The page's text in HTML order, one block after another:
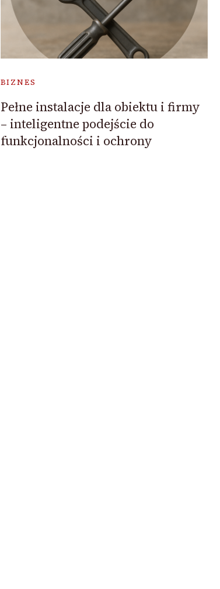
BIZNES
Pełne instalacje dla obiektu i firmy
– inteligentne podejście do
funkcjonalności i ochrony